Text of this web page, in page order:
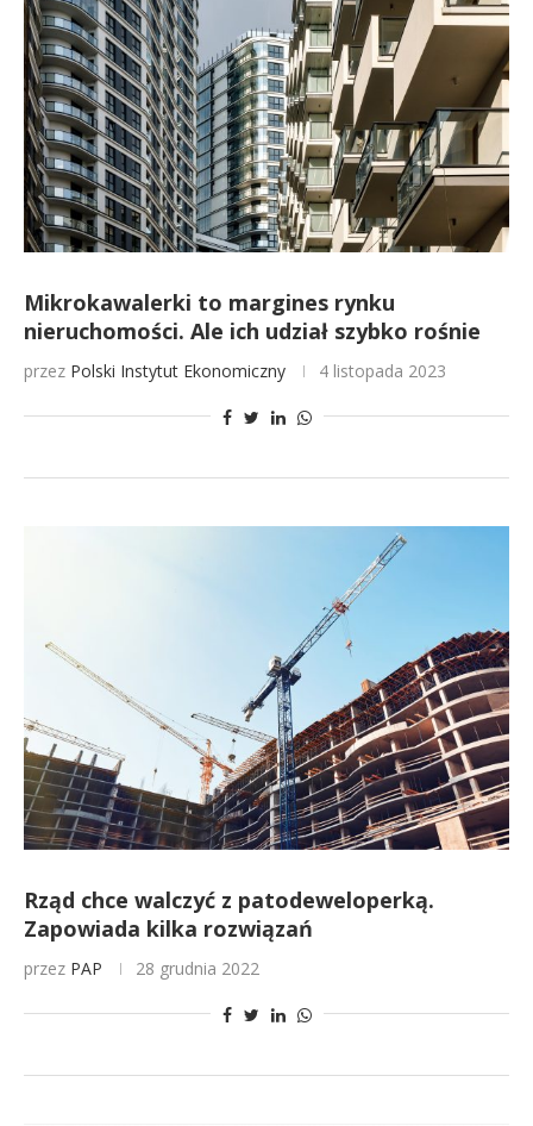
Mikrokawalerki to margines rynku
nieruchomości. Ale ich udział szybko rośnie
przez Polski Instytut Ekonomiczny 4 listopada 2023
Rząd chce walczyć z patodeweloperką.
Zapowiada kilka rozwiązań
przez PAP 28 grudnia 2022